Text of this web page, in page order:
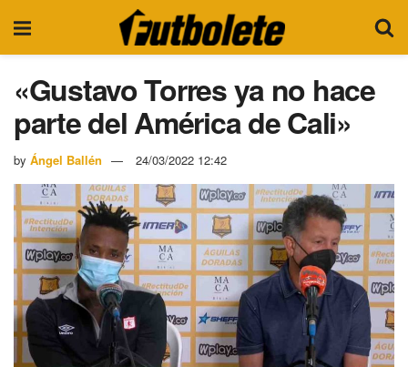
«Gustavo Torres ya no hace
parte del América de Cali»
by Ángel Ballén 24/03/2022 12:42